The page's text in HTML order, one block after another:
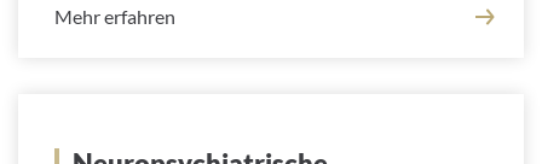
Mehr erfahren